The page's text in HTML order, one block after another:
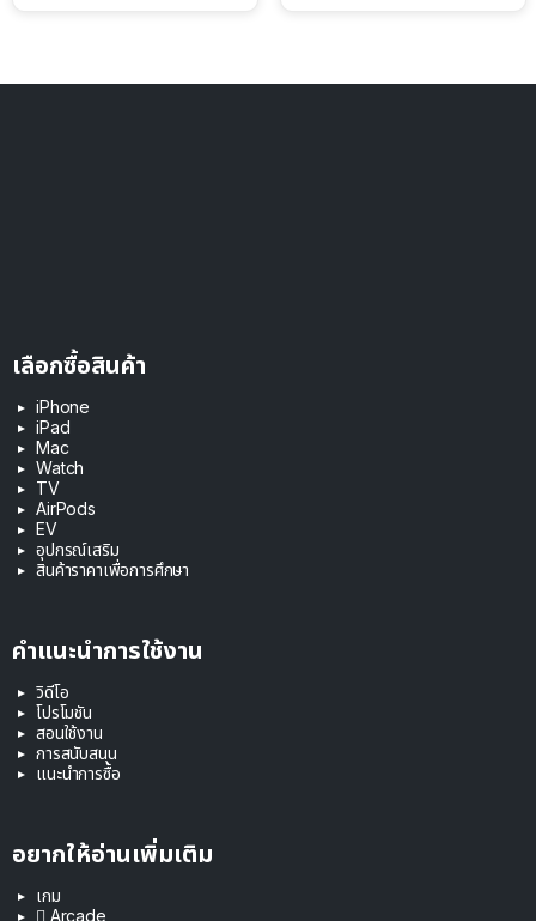
เลือกซื้อสินค้า
iPhone
iPad
Mac
Watch
TV
AirPods
EV
อุปกรณ์เสริม
สินค้าราคาเพื่อการศึกษา
คำแนะนำการใช้งาน
วิดีโอ
โปรโมชัน
สอนใช้งาน
การสนับสนุน
แนะนำการซื้อ
อยากให้อ่านเพิ่มเติม
เกม
 Arcade